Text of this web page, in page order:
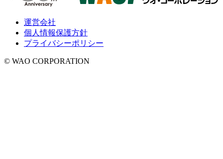
運営会社
個人情報保護方針
プライバシーポリシー
© WAO CORPORATION